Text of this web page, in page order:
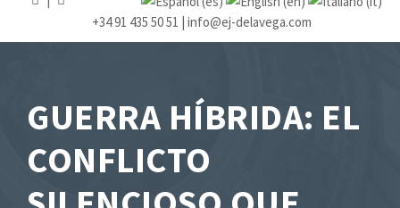
+34 91 435 50 51 | info@ej-delavega.com
GUERRA HÍBRIDA: EL
CONFLICTO